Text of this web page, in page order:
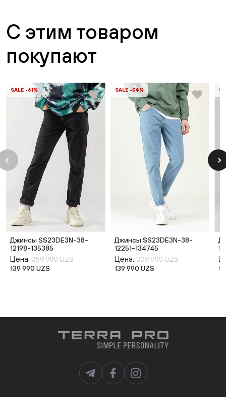
С этим товаром
покупают
SALE -61%
Джинсы SS23DE3N-38-
12198-135385
Цена: 359 990 UZS
139 990 UZS
SALE -54%
Джинсы SS23DE3N-38-
12251-134745
Цена: 309 990 UZS
139 990 UZS